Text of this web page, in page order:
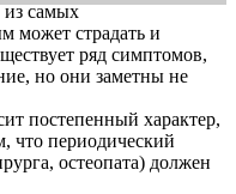
из самых
может страдать и
ряд симптомов,
но они заметны не
постепенный характер,
что периодический
остеопата) должен